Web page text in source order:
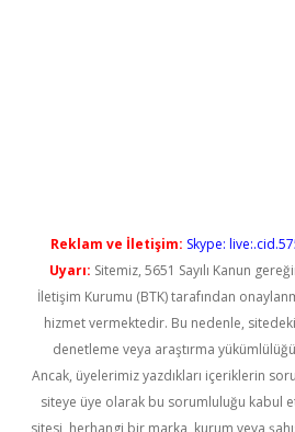
Reklam ve İletişim: Skype:
Uyarı: Sitemiz, 5651 Sayılı Kanun
İletişim Kurumu (BTK) tarafından
hizmet vermektedir. Bu nedenle,
denetleme veya araştırma
Ancak, üyelerimiz yazdıkları içeriklerin
siteye üye olarak bu sorumluluğu kabul
sitesi, herhangi bir marka, kurum veya